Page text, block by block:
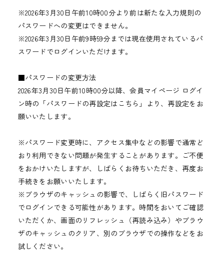
※2026年3月30日午前10時00分より前は新たな入力規則の
パスワードへの変更はできません。
※2026年3月30日午前9時59分までは現在使用されているパ
スワードでログインいただけます。
■パスワードの変更方法
2026年3月30日午前10時00分以降、会員マイページ ログイ
ン時の「パスワードの再設定はこちら」より、再設定をお
願いいたします。
※パスワード変更時に、アクセス集中などの影響で通常ど
おり利用できない問題が発生することがあります。ご不便
をおかけいたしますが、しばらくお待ちいただき、再度お
手続きをお願いいたします。
※ブラウザのキャッシュの影響で、しばらく旧パスワード
でログインできる可能性があります。時間をおいてご確認
いただくか、画面のリフレッシュ（再読み込み）やブラウ
ザのキャッシュのクリア、別のブラウザでの操作などをお
試しください。